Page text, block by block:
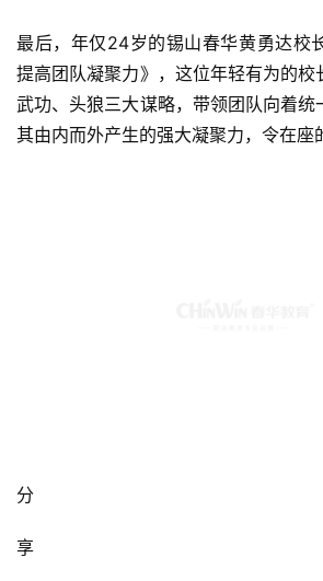
最后，年仅24岁的锡山春华黄勇达校
提高团队凝聚力》，这位年轻有为的校
武功、头狼三大谋略，带领团队向着统
其由内而外产生的强大凝聚力，令在座
分
享